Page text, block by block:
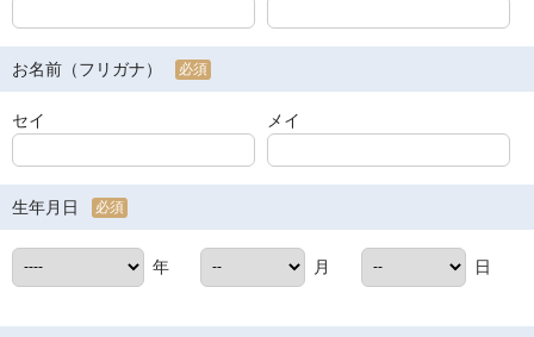
お名前（フリガナ） 必須
セイ メイ
生年月日 必須
年 月 日